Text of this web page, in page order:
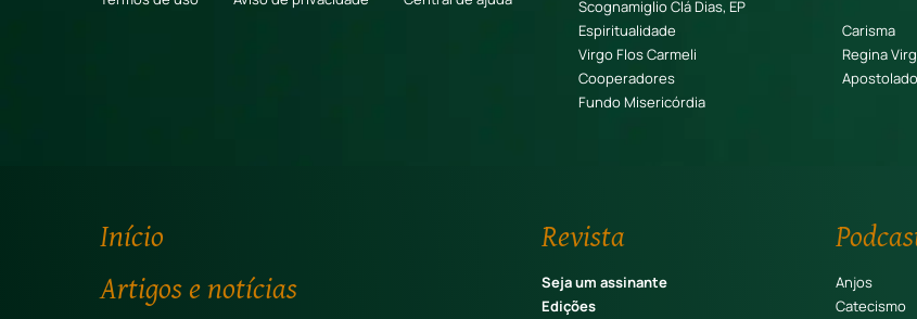
Scognamiglio Clá Dias, EP
Espiritualidade
Carisma
Virgo Flos Carmeli
Regina
Cooperadores
Fundo Misericórdia
Início
Artigos e notícias
Revista
Seja um assinante
Edições
Anjos
Catecismo